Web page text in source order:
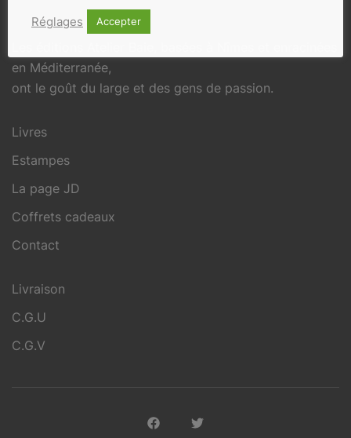
en Méditerranée,
ont le goût du large et des gens de passion.
Livres
Estampes
La page JD
Coffrets cadeaux
Contact
Livraison
C.G.U
C.G.V
Réglages Accepter